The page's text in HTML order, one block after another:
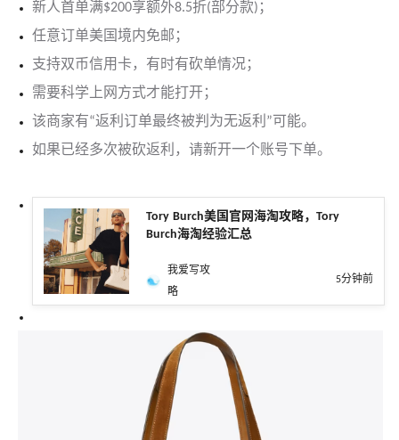
新人首单满$200享额外8.5折(部分款)；
任意订单美国境内免邮；
支持双币信用卡，有时有砍单情况；
需要科学上网方式才能打开；
该商家有“返利订单最终被判为无返利”可能。
如果已经多次被砍返利，请新开一个账号下单。
Tory Burch美国官网海淘攻略，Tory
Burch海淘经验汇总
我爱写攻
略
5分钟前